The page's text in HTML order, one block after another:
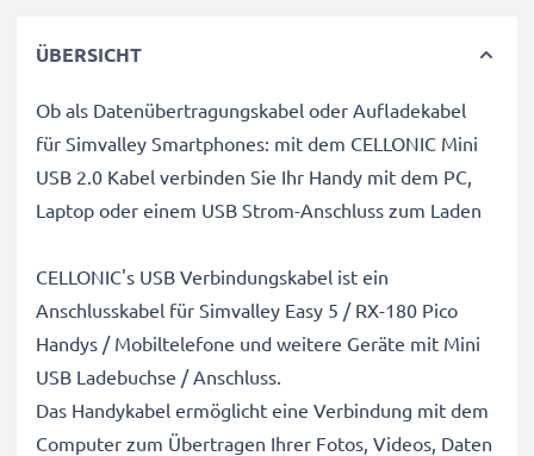
ÜBERSICHT
Ob als Datenübertragungskabel oder Aufladekabel
für Simvalley Smartphones: mit dem CELLONIC Mini
USB 2.0 Kabel verbinden Sie Ihr Handy mit dem PC,
Laptop oder einem USB Strom-Anschluss zum Laden
CELLONIC's USB Verbindungskabel ist ein
Anschlusskabel für Simvalley Easy 5 / RX-180 Pico
Handys / Mobiltelefone und weitere Geräte mit Mini
USB Ladebuchse / Anschluss.
Das Handykabel ermöglicht eine Verbindung mit dem
Computer zum Übertragen Ihrer Fotos, Videos, Daten